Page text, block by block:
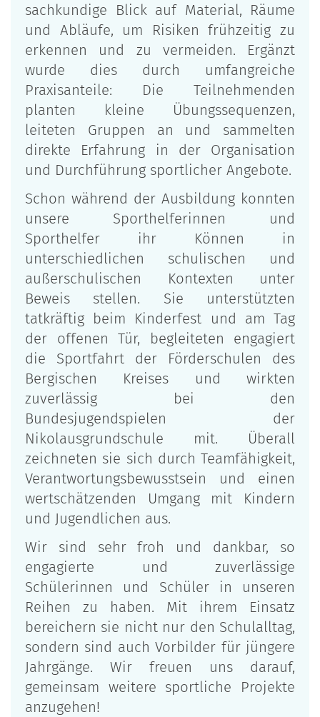
sachkundige Blick auf Material, Räume
und Abläufe, um Risiken frühzeitig zu
erkennen und zu vermeiden. Ergänzt
wurde dies durch umfangreiche
Praxisanteile: Die Teilnehmenden
planten kleine Übungssequenzen,
leiteten Gruppen an und sammelten
direkte Erfahrung in der Organisation
und Durchführung sportlicher Angebote.
Schon während der Ausbildung konnten
unsere Sporthelferinnen und
Sporthelfer ihr Können in
unterschiedlichen schulischen und
außerschulischen Kontexten unter
Beweis stellen. Sie unterstützten
tatkräftig beim Kinderfest und am Tag
der offenen Tür, begleiteten engagiert
die Sportfahrt der Förderschulen des
Bergischen Kreises und wirkten
zuverlässig bei den
Bundesjugendspielen der
Nikolausgrundschule mit. Überall
zeichneten sie sich durch Teamfähigkeit,
Verantwortungsbewusstsein und einen
wertschätzenden Umgang mit Kindern
und Jugendlichen aus.
Wir sind sehr froh und dankbar, so
engagierte und zuverlässige
Schülerinnen und Schüler in unseren
Reihen zu haben. Mit ihrem Einsatz
bereichern sie nicht nur den Schulalltag,
sondern sind auch Vorbilder für jüngere
Jahrgänge. Wir freuen uns darauf,
gemeinsam weitere sportliche Projekte
anzugehen!